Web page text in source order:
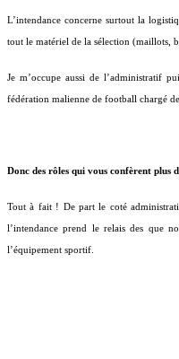
L’intendance concerne surtout la
tout le matériel de la sélection (maillots,
Je m’occupe aussi de l’administratif
fédération malienne de football chargé
Donc des rôles qui vous confèrent plus
Tout à fait ! De part le coté
l’intendance prend le relais des que
l’équipement sportif.